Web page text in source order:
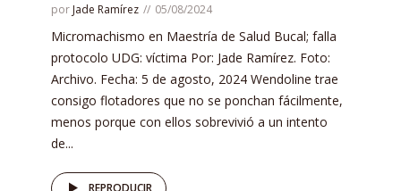
por Jade Ramírez 05/08/2024
Micromachismo en Maestría de Salud Bucal; falla
protocolo UDG: víctima Por: Jade Ramírez. Foto:
Archivo. Fecha: 5 de agosto, 2024 Wendoline trae
consigo flotadores que no se ponchan fácilmente,
menos porque con ellos sobrevivió a un intento
de...
REPRODUCIR